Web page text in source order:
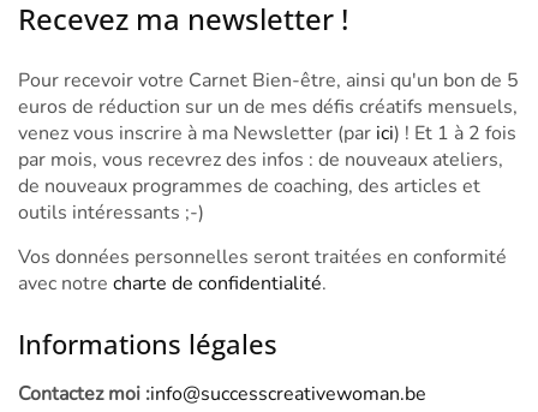
Recevez ma newsletter !
Pour recevoir votre Carnet Bien-être, ainsi qu'un bon de 5
euros de réduction sur un de mes défis créatifs mensuels,
venez vous inscrire à ma Newsletter (par ici) ! Et 1 à 2 fois
par mois, vous recevrez des infos : de nouveaux ateliers,
de nouveaux programmes de coaching, des articles et
outils intéressants ;-)
Vos données personnelles seront traitées en conformité
avec notre charte de confidentialité.
Informations légales
Contactez moi :info@successcreativewoman.be